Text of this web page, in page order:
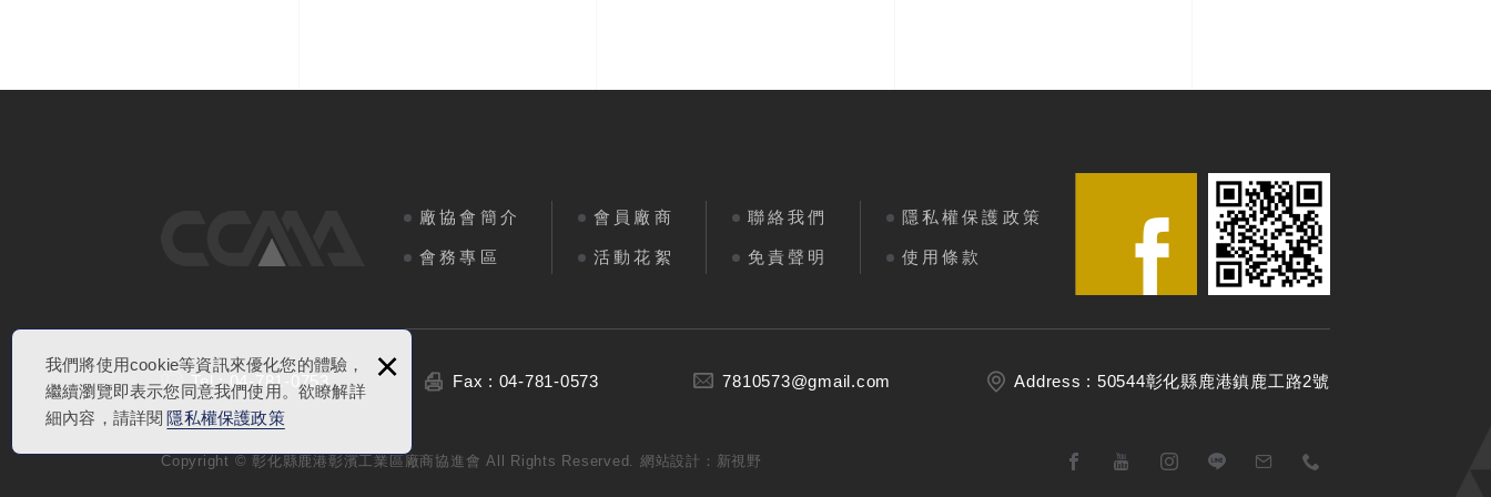
我們將使用cookie等資訊來優化您的體驗，
繼續瀏覽即表示您同意我們使用。欲瞭解詳
細內容，請詳閱 隱私權保護政策
×
廠協會簡介
會務專區
會員廠商
活動花絮
聯絡我們
免責聲明
隱私權保護政策
使用條款
Tel : 04-781-0753 Fax : 04-781-0573 7810573@gmail.com Address : 50544彰化縣鹿港鎮鹿工路2號
Copyright © 彰化縣鹿港彰濱工業區廠商協進會 All Rights Reserved. 網站設計：新視野